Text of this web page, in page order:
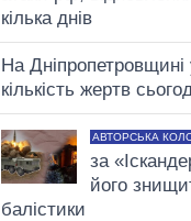
кілька днів
На Дніпропетровщині
кількість жертв
АВТОРСЬКА
за
його
балістики